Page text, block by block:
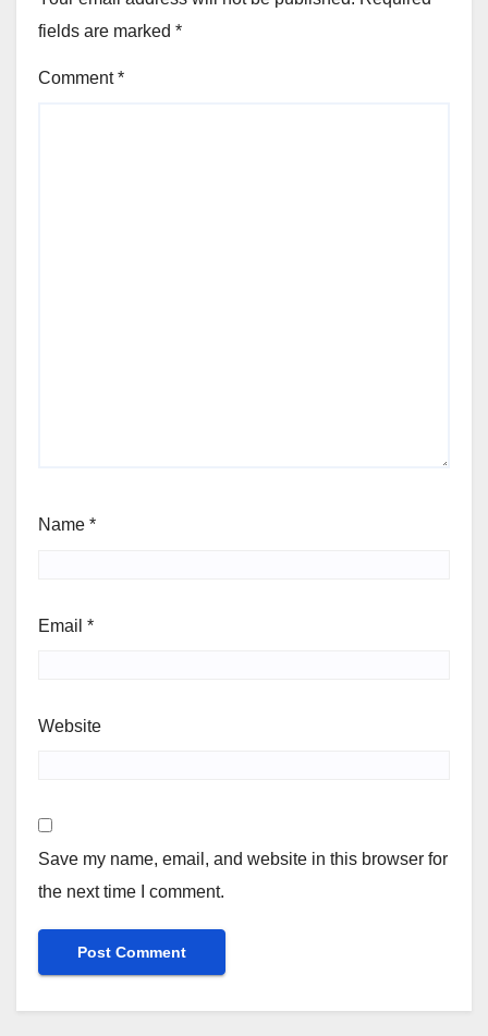
fields are marked *
Comment*
Name *
Email *
Website
Save my name, email, and website in this browser for
the next time I comment.